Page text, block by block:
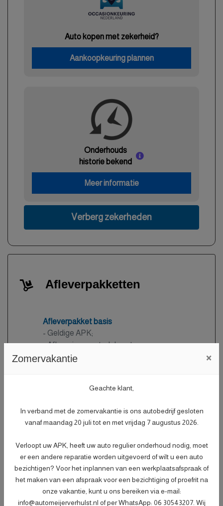
Auto kopen met zekerheid?
Aankoopkeuring plannen
Onderhouds
historie bekend
Meer informatie
Verberg zekerheden
Afleverpakketten
Afleverpakket basis
- Geldige APK;
- Afleveringscontrolebeurt;
- Verlichtingscontrole;
- Vrijwaren eventuele inruilauto;
Meer informatie Gratis
Afleverpakket plus
Nieuwe APK
- Nieuwe APK;
- Onderhoudsbeurt volgens
dealerspecificatie;
Zomervakantie ×
Geachte klant,
In verband met de zomervakantie is ons autobedrijf gesloten
vanaf maandag 20 juli tot en met vrijdag 7 augustus 2026.
Verloopt uw APK, heeft uw auto regulier onderhoud nodig, moet
er een andere reparatie worden uitgevoerd of wilt u een auto
bezichtigen? Voor het inplannen van een werkplaatsafspraak of
het maken van een afspraak voor een bezichtiging of proefrit na
onze vakantie, kunt u ons bereiken via e-mail:
info@automeijerverhulst.nl of per WhatsApp: 06 30543207. Wij